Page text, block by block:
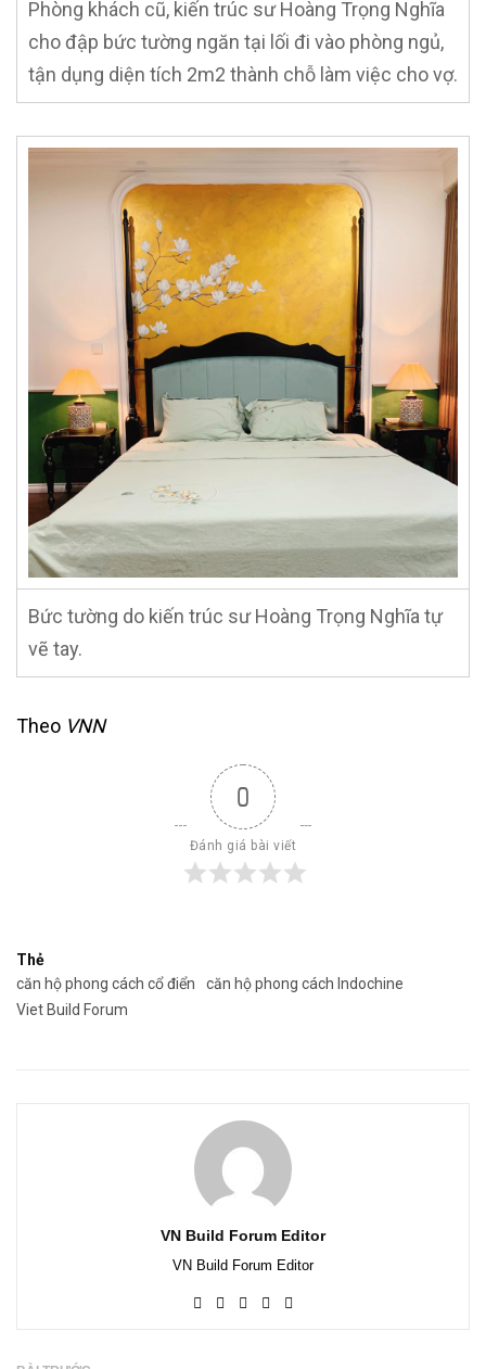
Phòng khách cũ, kiến trúc sư Hoàng Trọng Nghĩa
cho đập bức tường ngăn tại lối đi vào phòng ngủ,
tận dụng diện tích 2m2 thành chỗ làm việc cho vợ.
Bức tường do kiến trúc sư Hoàng Trọng Nghĩa tự
vẽ tay.
Theo VNN
0
Đánh giá bài viết
Thẻ
căn hộ phong cách cổ điển
căn hộ phong cách Indochine
Viet Build Forum
VN Build Forum Editor
VN Build Forum Editor